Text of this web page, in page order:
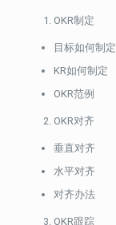
OKR制定
目标如何制定
KR如何制定
OKR范例
OKR对齐
垂直对齐
水平对齐
对齐办法
OKR跟踪